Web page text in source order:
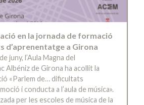
en la jornada de formació
d’aprenentatge a Girona
juny, l’Aula Magna del
Albéniz de Girona ha acollit la
«Parlem de… dificultats
i conducta a l’aula de música».
per les escoles de música de la